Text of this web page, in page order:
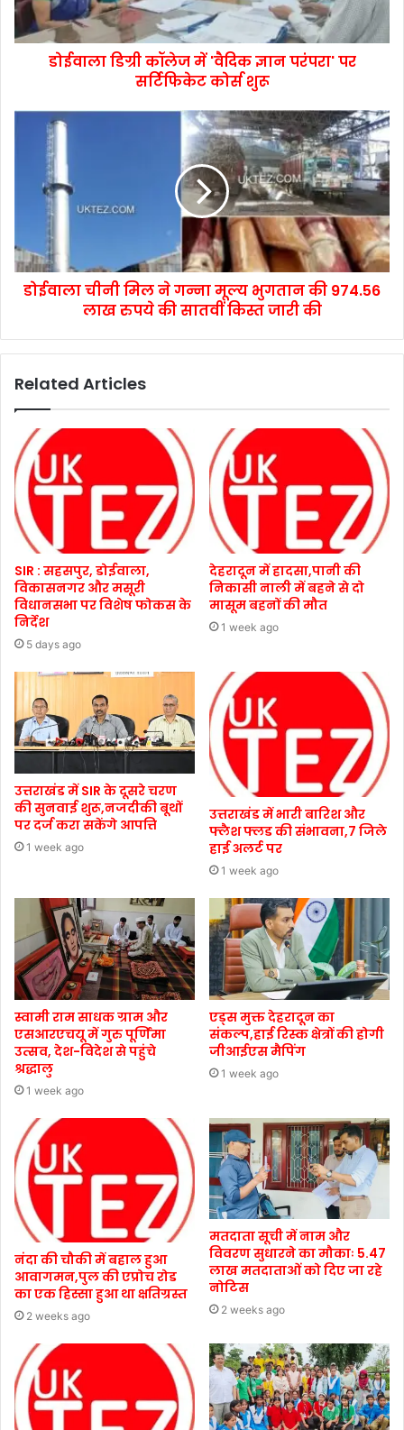
डोईवाला डिग्री कॉलेज में 'वैदिक ज्ञान परंपरा' पर
सर्टिफिकेट कोर्स शुरू
डोईवाला चीनी मिल ने गन्ना मूल्य भुगतान की 974.56
लाख रुपये की सातवीं किस्त जारी की
Related Articles
SIR : सहसपुर, डोईवाला,
विकासनगर और मसूरी
विधानसभा पर विशेष फोकस के
निर्देश
5 days ago
देहरादून में हादसा,पानी की
निकासी नाली में बहने से दो
मासूम बहनों की मौत
1 week ago
उत्तराखंड में SIR के दूसरे चरण
की सुनवाई शुरू,नजदीकी बूथों
पर दर्ज करा सकेंगे आपत्ति
1 week ago
उत्तराखंड में भारी बारिश और
फ्लैश फ्लड की संभावना,7 जिले
हाई अलर्ट पर
1 week ago
स्वामी राम साधक ग्राम और
एसआरएचयू में गुरु पूर्णिमा
उत्सव, देश-विदेश से पहुंचे
श्रद्धालु
1 week ago
एड्स मुक्त देहरादून का
संकल्प,हाई रिस्क क्षेत्रों की होगी
जीआईएस मैपिंग
1 week ago
नंदा की चौकी में बहाल हुआ
आवागमन,पुल की एप्रोच रोड
का एक हिस्सा हुआ था क्षतिग्रस्त
2 weeks ago
मतदाता सूची में नाम और
विवरण सुधारने का मौकाः 5.47
लाख मतदाताओं को दिए जा रहे
नोटिस
2 weeks ago